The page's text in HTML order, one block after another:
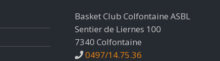
Basket Club Colfontaine ASBL
Sentier de Liernes 100
7340 Colfontaine
0497/14.75.36